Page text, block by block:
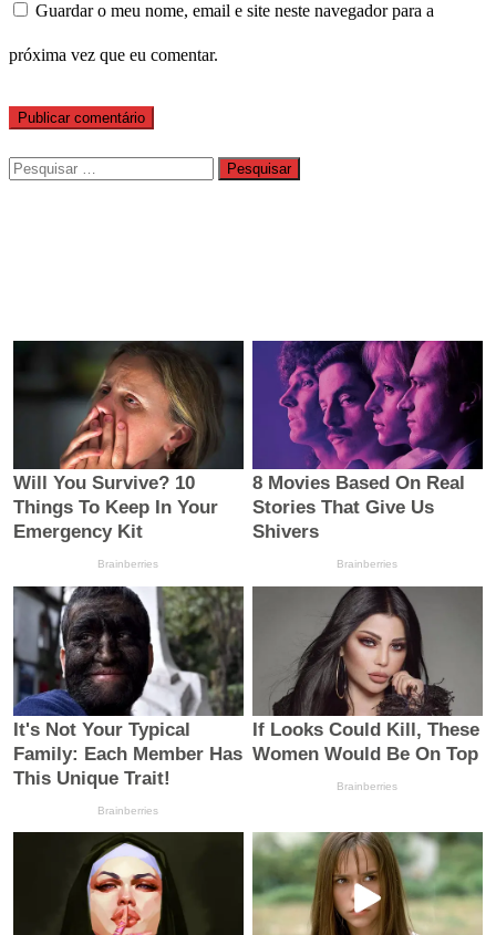
Guardar o meu nome, email e site neste navegador para a
próxima vez que eu comentar.
Pesquisar
por: